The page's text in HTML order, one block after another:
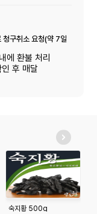
청구취소 요청(약 7일
에 환불 처리
후 매달
숙지황 500g